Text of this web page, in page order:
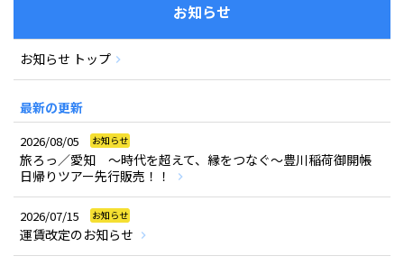
お知らせ
お知らせ トップ
最新の更新
2026/08/05 お知らせ
旅ろっ／愛知 ～時代を超えて、縁をつなぐ～豊川稲荷御開帳
日帰りツアー先行販売！！
2026/07/15 お知らせ
運賃改定のお知らせ